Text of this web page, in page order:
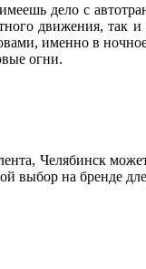
дело с
движения,
именно в
огни.
Челябинск
выбор на бренде